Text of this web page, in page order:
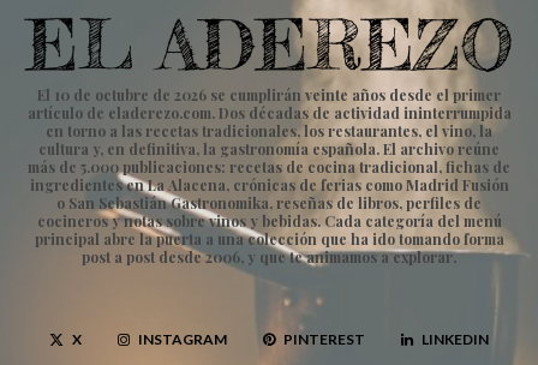
El 10 de octubre de 2026 se cumplirán veinte años desde el primer
artículo de eladerezo.com. Dos décadas de actividad ininterrumpida
en torno a las recetas tradicionales, los restaurantes, el vino, la
cultura y, en definitiva, la gastronomía española. El archivo reúne
más de 5.000 publicaciones: recetas de cocina tradicional, fichas de
ingredientes en La Alacena, crónicas de ferias como Madrid Fusión
o San Sebastián Gastronomika, reseñas de libros, perfiles de
cocineros y notas sobre vinos y bebidas. Cada categoría del menú
principal abre la puerta a una colección que ha ido tomando forma
post a post desde 2006, y que te animamos a explorar.
X INSTAGRAM PINTEREST LINKEDIN